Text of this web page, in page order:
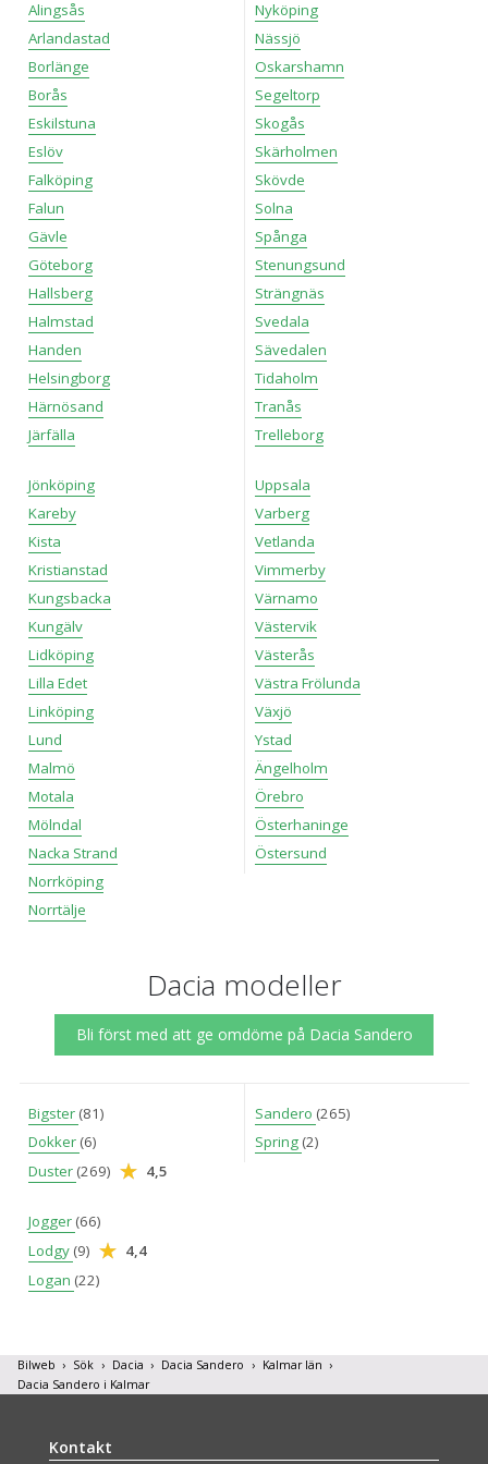
Alingsås
Arlandastad
Borlänge
Borås
Eskilstuna
Eslöv
Falköping
Falun
Gävle
Göteborg
Hallsberg
Halmstad
Handen
Helsingborg
Härnösand
Järfälla
Jönköping
Kareby
Kista
Kristianstad
Kungsbacka
Kungälv
Lidköping
Lilla Edet
Linköping
Lund
Malmö
Motala
Mölndal
Nacka Strand
Norrköping
Norrtälje
Nyköping
Nässjö
Oskarshamn
Segeltorp
Skogås
Skärholmen
Skövde
Solna
Spånga
Stenungsund
Strängnäs
Svedala
Sävedalen
Tidaholm
Tranås
Trelleborg
Uppsala
Varberg
Vetlanda
Vimmerby
Värnamo
Västervik
Västerås
Västra Frölunda
Växjö
Ystad
Ängelholm
Örebro
Österhaninge
Östersund
Dacia modeller
Bli först med att ge omdöme på Dacia Sandero
Bigster (81)
Dokker (6)
Duster (269) 4,5
Jogger (66)
Lodgy (9)
4,4
Logan (22)
Sandero (265)
Spring (2)
Bilweb Sök Dacia Dacia Sandero
Kalmar län
Dacia Sandero i Kalmar
Kontakt